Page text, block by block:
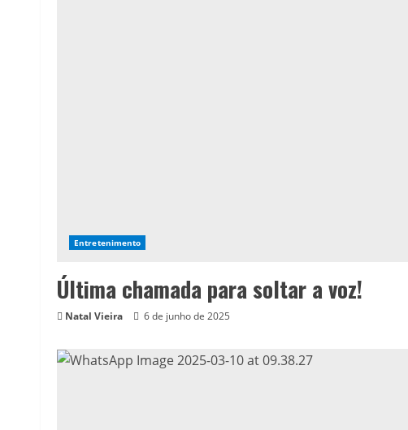
Entretenimento
Última chamada para soltar a voz!
Natal Vieira 6 de junho de 2025